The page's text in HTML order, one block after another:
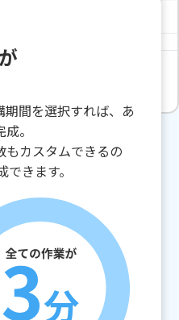
間を選択すれば、 あ
。
もカスタムできるの
きます。